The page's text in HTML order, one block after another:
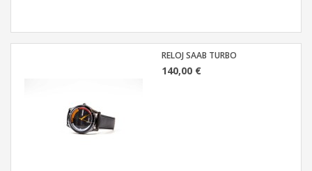
RELOJ SAAB TURBO
140,00 €